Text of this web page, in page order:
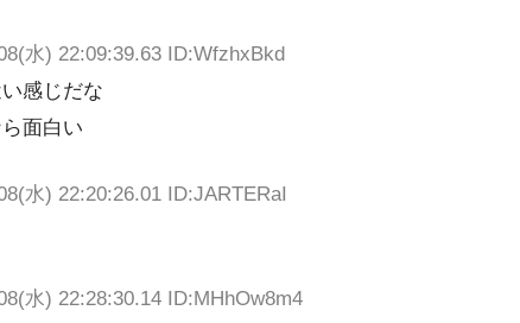
水) 22:09:39.63 ID:WfzhxBkd
感じだな
面白い
水) 22:20:26.01 ID:JARTERaI
水) 22:28:30.14 ID:MHhOw8m4